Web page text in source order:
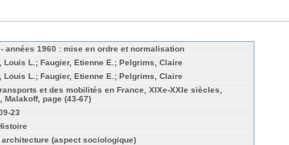
années 1960 : mise en ordre et normalisation
Louis L.; Faugier, Etienne E.; Pelgrims, Claire
Louis L.; Faugier, Etienne E.; Pelgrims, Claire
et des mobilités en France, XIXe-XXIe siècles,
Malakoff, page (43-67)
23
architecture (aspect sociologique)